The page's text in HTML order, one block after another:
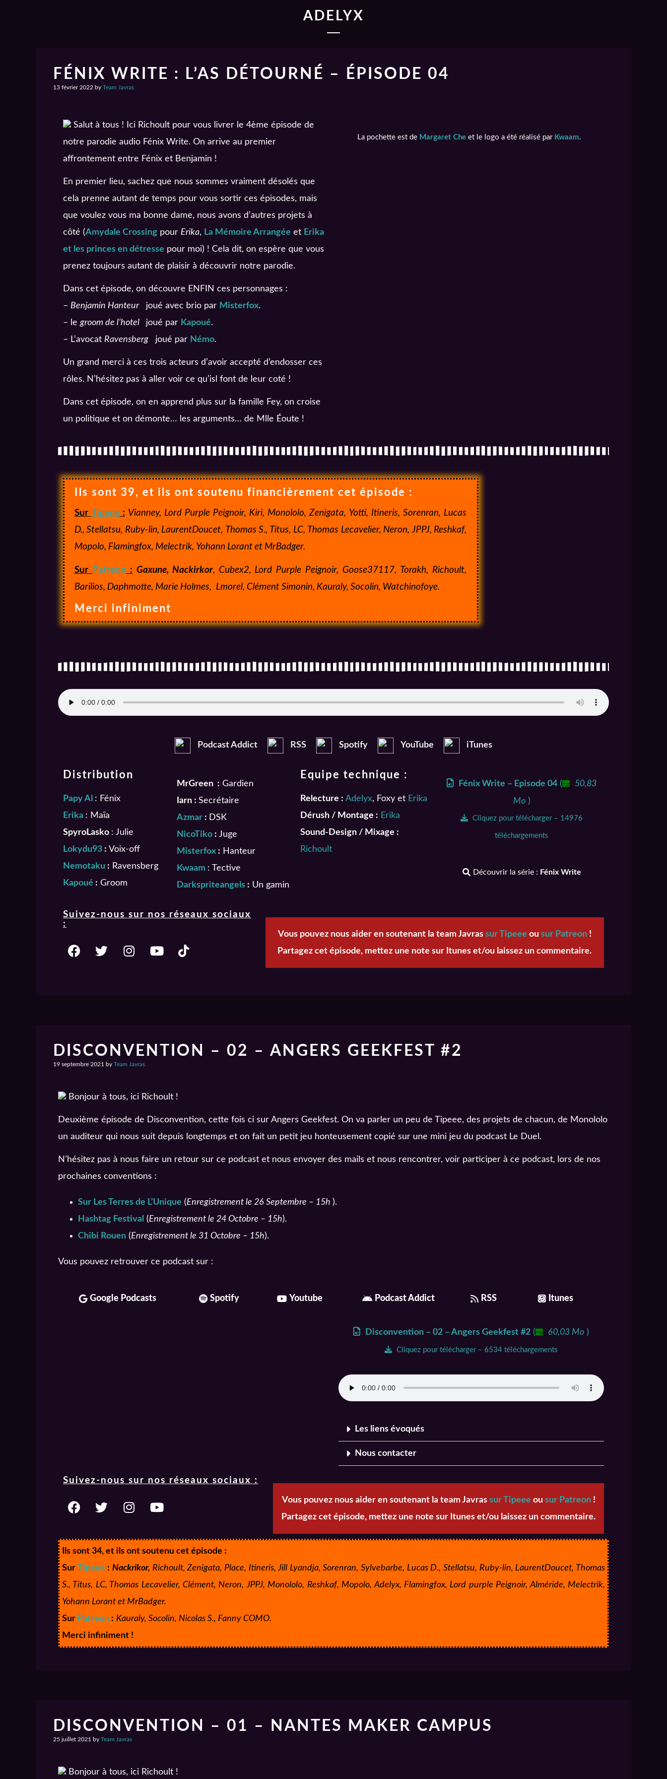
ADELYX
FÉNIX WRITE : L’AS DÉTOURNÉ – ÉPISODE 04
13 février 2022 by Team Javras
Salut à tous ! Ici Richoult pour vous livrer le 4ème épisode de
notre parodie audio Fénix Write. On arrive au premier
affrontement entre Fénix et Benjamin !
En premier lieu, sachez que nous sommes vraiment désolés que
cela prenne autant de temps pour vous sortir ces épisodes, mais
que voulez vous ma bonne dame, nous avons d’autres projets à
côté (Amydale Crossing pour Erika, La Mémoire Arrangée et Erika
et les princes en détresse pour moi) ! Cela dit, on espère que vous
prenez toujours autant de plaisir à découvrir notre parodie.
Dans cet épisode, on découvre ENFIN ces personnages :
– Benjamin Hanteur joué avec brio par Misterfox.
– legroom de l’hotel joué par Kapoué.
– L’avocat Ravensberg joué par Némo.
Un grand merci à ces trois acteurs d’avoir accepté d’endosser ces
rôles. N’hésitez pas à aller voir ce qu’isl font de leur coté !
Dans cet épisode, on en apprend plus sur la famille Fey, on croise
un politique et on démonte… les arguments… de Mlle Éoute !
La pochette est de Margaret Che et le logo a été réalisé par Kwaam.
Ils sont 39, et ils ont soutenu financièrement cet épisode :
Sur Tipeee : Vianney, Lord Purple Peignoir, Kiri, Monololo, Zenigata, Yotti, Itineris, Sorenran, Lucas
D., Stellatsu, Ruby-lin, LaurentDoucet, Thomas S., Titus, LC, Thomas Lecavelier, Neron, JPPJ, Reshkaf,
Mopolo, Flamingfox, Melectrik, Yohann Lorant et MrBadger.
Sur Patreon : Gaxune, Nackirkor, Cubex2, Lord Purple Peignoir, Goose37117, Torakh, Richoult,
Barilios, Daphmotte, Marie Holmes, Lmorel, Clément Simonin, Kauraly, Socolin, Watchinofoye.
Merci infiniment
Podcast Addict RSS Spotify YouTube iTunes
Distribution
Papy Al : Fénix
Erika : Maïa
SpyroLasko : Julie
Lokydu93 : Voix-off
Nemotaku : Ravensberg
Kapoué : Groom
MrGreen : Gardien
Iarn : Secrétaire
Azmar: DSK
NicoTiko: Juge
Misterfox: Hanteur
Kwaam :
Tective
Darkspriteangels: Un gamin
Equipe technique :
Relecture : Adelyx, Foxy et Erika
Dérush / Montage : Erika
Sound-Design / Mixage :
Richoult
Fénix Write – Episode 04 (
50,83
Mo )
Cliquez pour télécharger – 14976
téléchargements
Découvrir la série : Fénix Write
Suivez-nous sur nos réseaux sociaux
:
Vous pouvez nous aider en soutenant la team Javras sur Tipeee ou sur Patreon !
Partagez cet épisode, mettez une note sur Itunes et/ou laissez un commentaire.
DISCONVENTION – 02 – ANGERS GEEKFEST #2
19 septembre 2021 by Team Javras
Bonjour à tous, ici Richoult !
Deuxième épisode de Disconvention, cette fois ci sur Angers Geekfest. On va parler un peu de Tipeee, des projets de chacun, de Monololo
un auditeur qui nous suit depuis longtemps et on fait un petit jeu honteusement copié sur une mini jeu du podcast Le Duel.
N’hésitez pas à nous faire un retour sur ce podcast et nous envoyer des mails et nous rencontrer, voir participer à ce podcast, lors de nos
prochaines conventions :
Sur Les Terres de L’Unique (Enregistrement le 26 Septembre – 15h ).
Hashtag Festival (Enregistrement le 24 Octobre – 15h).
Chibi Rouen (Enregistrement le 31 Octobre – 15h).
Vous pouvez retrouver ce podcast sur :
Google Podcasts Spotify Youtube Podcast Addict RSS Itunes
Disconvention – 02 – Angers Geekfest #2 ( 60,03 Mo )
Cliquez pour télécharger – 6534 téléchargements
Les liens évoqués
Nous contacter
Suivez-nous sur nos réseaux sociaux :
Vous pouvez nous aider en soutenant la team Javras sur Tipeee ou sur Patreon !
Partagez cet épisode, mettez une note sur Itunes et/ou laissez un commentaire.
Ils sont 34, et ils ont soutenu cet épisode :
Sur Tipeee : Nackrikor, Richoult, Zenigata, Place, Itineris, Jill Lyandja, Sorenran, Sylvebarbe, Lucas D., Stellatsu, Ruby-lin, LaurentDoucet, Thomas
S., Titus, LC, Thomas Lecavelier, Clément, Neron, JPPJ, Monololo, Reshkaf, Mopolo, Adelyx, Flamingfox, Lord purple Peignoir, Alméride, Melectrik,
Yohann Lorant et MrBadger.
Sur Patreon : Kauraly, Socolin, Nicolas S., Fanny COMO.
Merci infiniment !
DISCONVENTION – 01 – NANTES MAKER CAMPUS
25 juillet 2021 by Team Javras
Bonjour à tous, ici Richoult !